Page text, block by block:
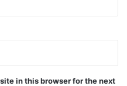
in this browser for the next